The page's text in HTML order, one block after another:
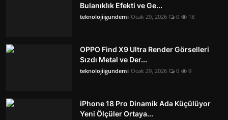
Bulanıklık Efekti ve Ge...
teknolojiigundemi Ocak 29, 2026 0 18
OPPO Find X9 Ultra Render Görselleri
Sızdı Metal ve Der...
teknolojiigundemi Ocak 29, 2026 0 9
iPhone 18 Pro Dinamik Ada Küçülüyor
Yeni Ölçüler Ortaya...